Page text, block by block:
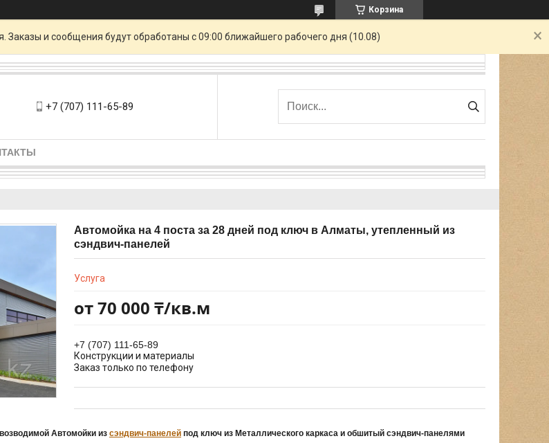
Корзина
Заказы и сообщения будут обработаны с 09:00 ближайшего рабочего дня (10.08)
+7 (707) 111-65-89
Автомойка на 4 поста за 28 дней под ключ в Алматы, утепленный из
сэндвич-панелей
Услуга
от70 000 ₸/кв.м
+7 (707) 111-65-89
Конструкции и материалы
Заказ только по телефону
Автомойки из сэндвич-панелей под ключ из Металлического каркаса и обшитый сэндвич-панелями